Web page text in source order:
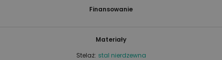
Materiały
Stelaż: stal nierdzewna
Finansowanie